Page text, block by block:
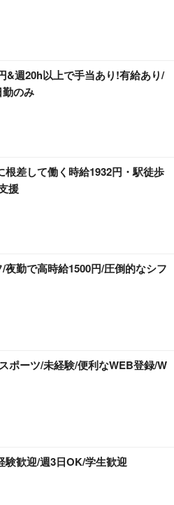
&週20h以上で手当あり!有給あり/
のみ
差して働く時給1932円・駅徒歩
援
勤で高時給1500円/圧倒的なシフ
ポーツ/未経験/便利なWEB登録/W
験歓迎/週3日OK/学生歓迎